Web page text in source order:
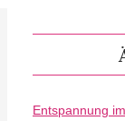
Entspannung